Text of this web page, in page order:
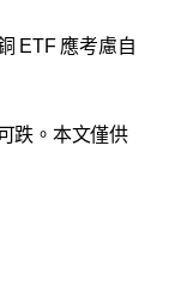
ETF 應考慮自
跌。本文僅供